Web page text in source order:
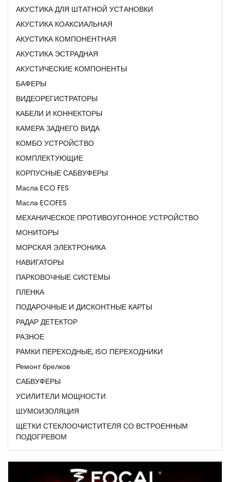
АКУСТИКА ДЛЯ ШТАТНОЙ УСТАНОВКИ
АКУСТИКА КОАКСИАЛЬНАЯ
АКУСТИКА КОМПОНЕНТНАЯ
АКУСТИКА ЭСТРАДНАЯ
АКУСТИЧЕСКИЕ КОМПОНЕНТЫ
БАФЕРЫ
ВИДЕОРЕГИСТРАТОРЫ
КАБЕЛИ И КОННЕКТОРЫ
КАМЕРА ЗАДНЕГО ВИДА
КОМБО УСТРОЙСТВО
КОМПЛЕКТУЮЩИЕ
КОРПУСНЫЕ САБВУФЕРЫ
Масла ECO FES
Масла ECOFES
МЕХАНИЧЕСКОЕ ПРОТИВОУГОННОЕ УСТРОЙСТВО
МОНИТОРЫ
МОРСКАЯ ЭЛЕКТРОНИКА
НАВИГАТОРЫ
ПАРКОВОЧНЫЕ СИСТЕМЫ
ПЛЕНКА
ПОДАРОЧНЫЕ И ДИСКОНТНЫЕ КАРТЫ
РАДАР ДЕТЕКТОР
РАЗНОЕ
РАМКИ ПЕРЕХОДНЫЕ, ISO ПЕРЕХОДНИКИ
Ремонт брелков
САБВУФЕРЫ
УСИЛИТЕЛИ МОЩНОСТИ
ШУМОИЗОЛЯЦИЯ
ЩЕТКИ СТЕКЛООЧИСТИТЕЛЯ СО ВСТРОЕННЫМ
ПОДОГРЕВОМ